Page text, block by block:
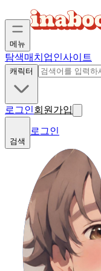
메뉴
탐색매치업인사이트
캐릭터
로그인회원가입
검색
로그인